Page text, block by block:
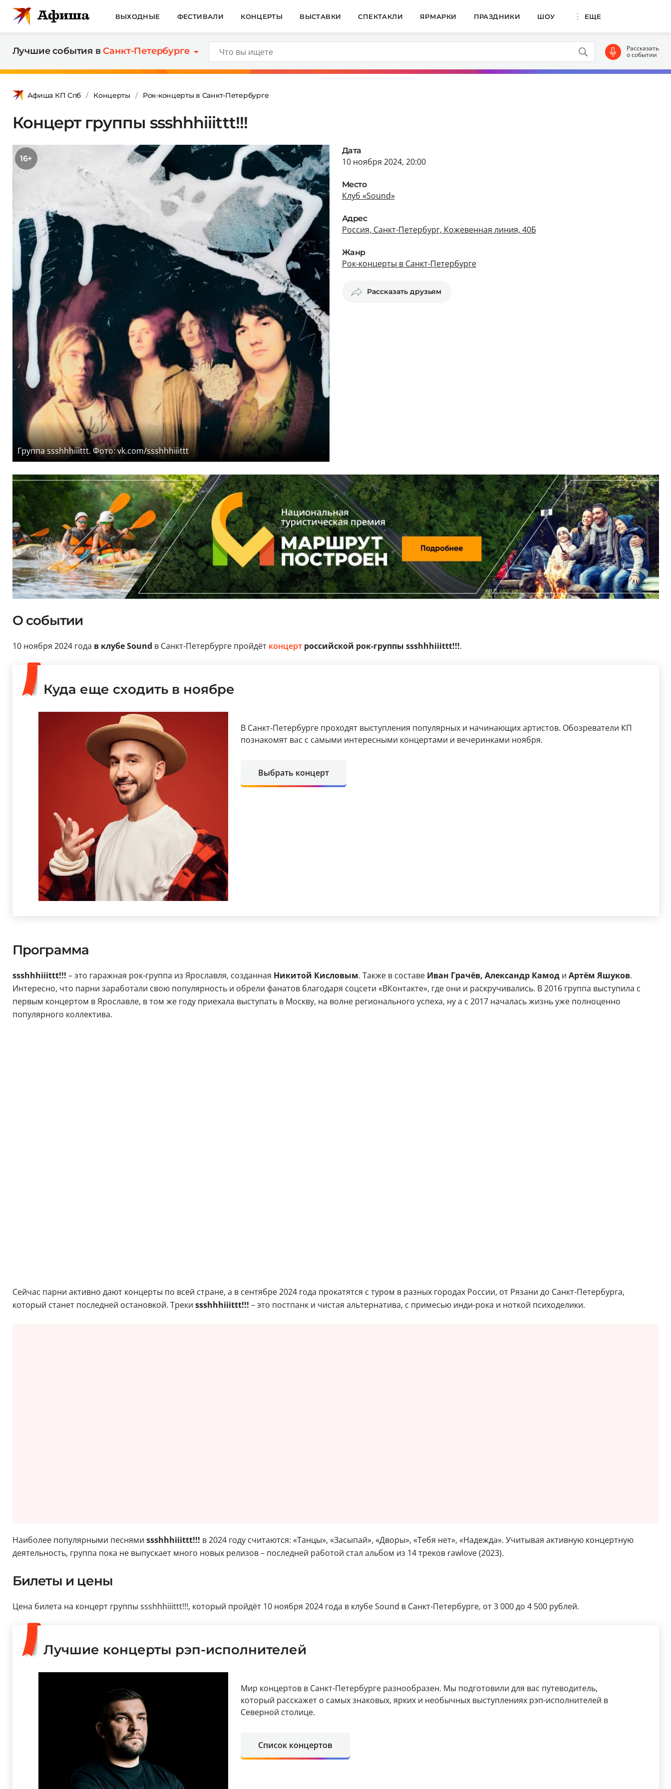
ВЫХОДНЫЕ ФЕСТИВАЛИ КОНЦЕРТЫ ВЫСТАВКИ СПЕКТАКЛИ ЯРМАРКИ ПРАЗДНИКИ ШОУ ЕЩЕ
Лучшие события вСанкт-Петербурге Рассказать
о событии
Афиша КП Спб Концерты Рок-концерты в Санкт-Петербурге
Концерт группы ssshhhiiittt!!!
16+
Группа ssshhhiiittt. Фото: vk.com/ssshhhiiittt
Дата
10 ноября 2024, 20:00
Место
Клуб «Sound»
Адрес
Россия, Санкт-Петербург, Кожевенная линия, 40Б
Жанр
Рок-концерты в Санкт-Петербурге
Рассказать друзьям
О событии
10 ноября 2024 года в клубе Sound в Санкт-Петербурге пройдёт концертроссийской рок-группы ssshhhiiittt!!!.
Куда еще сходить в ноябре
В Санкт-Петербурге проходят выступления популярных и начинающих артистов. Обозреватели КП
познакомят вас с самыми интересными концертами и вечеринками ноября.
Выбрать концерт
Программа
ssshhhiiittt!!! – это гаражная рок-группа из Ярославля, созданная Никитой Кисловым. Также в составе Иван Грачёв, Александр Камод и Артём Яшуков.
Интересно, что парни заработали свою популярность и обрели фанатов благодаря соцсети «ВКонтакте», где они и раскручивались. В 2016 группа выступила с
первым концертом в Ярославле, в том же году приехала выступать в Москву, на волне регионального успеха, ну а с 2017 началась жизнь уже полноценно
популярного коллектива.
Сейчас парни активно дают концерты по всей стране, а в сентябре 2024 года прокатятся с туром в разных городах России, от Рязани до Санкт-Петербурга,
который станет последней остановкой. Треки ssshhhiiittt!!! – это постпанк и чистая альтернатива, с примесью инди-рока и ноткой психоделики.
Наиболее популярными песнями ssshhhiiittt!!! в 2024 году считаются: «Танцы», «Засыпай», «Дворы», «Тебя нет», «Надежда». Учитывая активную концертную
деятельность, группа пока не выпускает много новых релизов – последней работой стал альбом из 14 треков rawlove (2023).
Билеты и цены
Цена билета на концерт группы ssshhhiiittt!!!, который пройдёт 10 ноября 2024 года в клубе Sound в Санкт-Петербурге, от 3 000 до 4 500 рублей.
Лучшие концерты рэп-исполнителей
Мир концертов в Санкт-Петербурге разнообразен. Мы подготовили для вас путеводитель,
который расскажет о самых знаковых, ярких и необычных выступлениях рэп-исполнителей в
Северной столице.
Список концертов